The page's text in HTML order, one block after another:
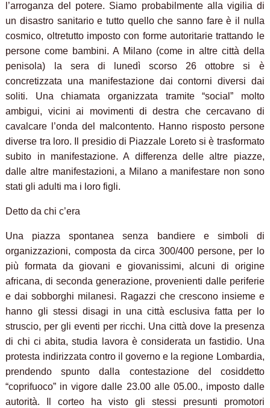
l’arroganza del potere. Siamo probabilmente alla vigilia di
un disastro sanitario e tutto quello che sanno fare è il nulla
cosmico, oltretutto imposto con forme autoritarie trattando le
persone come bambini. A Milano (come in altre città della
penisola) la sera di lunedì scorso 26 ottobre si è
concretizzata una manifestazione dai contorni diversi dai
soliti. Una chiamata organizzata tramite “social” molto
ambigui, vicini ai movimenti di destra che cercavano di
cavalcare l’onda del malcontento. Hanno risposto persone
diverse tra loro. Il presidio di Piazzale Loreto si è trasformato
subito in manifestazione. A differenza delle altre piazze,
dalle altre manifestazioni, a Milano a manifestare non sono
stati gli adulti ma i loro figli.
Detto da chi c’era
Una piazza spontanea senza bandiere e simboli di
organizzazioni, composta da circa 300/400 persone, per lo
più formata da giovani e giovanissimi, alcuni di origine
africana, di seconda generazione, provenienti dalle periferie
e dai sobborghi milanesi. Ragazzi che crescono insieme e
hanno gli stessi disagi in una città esclusiva fatta per lo
struscio, per gli eventi per ricchi. Una città dove la presenza
di chi ci abita, studia lavora è considerata un fastidio. Una
protesta indirizzata contro il governo e la regione Lombardia,
prendendo spunto dalla contestazione del cosiddetto
“coprifuoco” in vigore dalle 23.00 alle 05.00., imposto dalle
autorità. Il corteo ha visto gli stessi presunti promotori